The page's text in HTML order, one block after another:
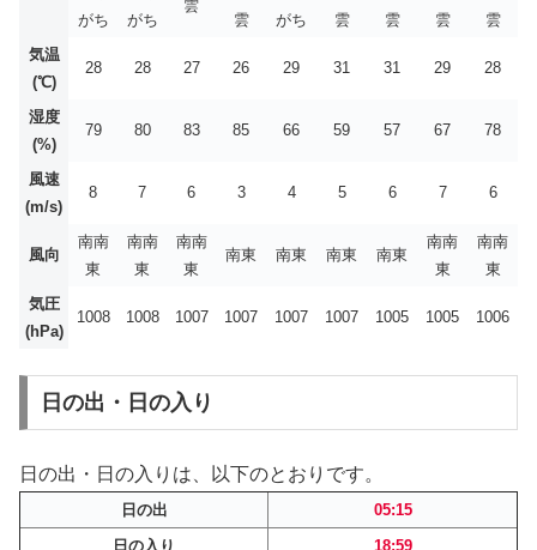
がち
がち
雲
雲
がち
雲
雲
雲
雲
気温
(℃)
28 28 27 26 29 31 31 29 28
湿度
(%)
79 80 83 85 66 59 57 67 78
風速
(m/s)
8 7 6 3 4 5 6 7 6
風向
南南
東
南南
東
南南
東
南東 南東 南東 南東
南南
東
南南
東
気圧
(hPa)
1008 1008 1007 1007 1007 1007 1005 1005 1006
日の出・日の入り
日の出・日の入りは、以下のとおりです。
日の出
05:15
日の入り
18:59